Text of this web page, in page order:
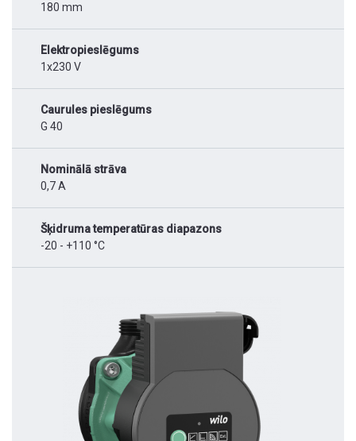
180 mm
Elektropieslēgums
1x230 V
Caurules pieslēgums
G 40
Nominālā strāva
0,7 A
Šķidruma temperatūras diapazons
-20 - +110 °C